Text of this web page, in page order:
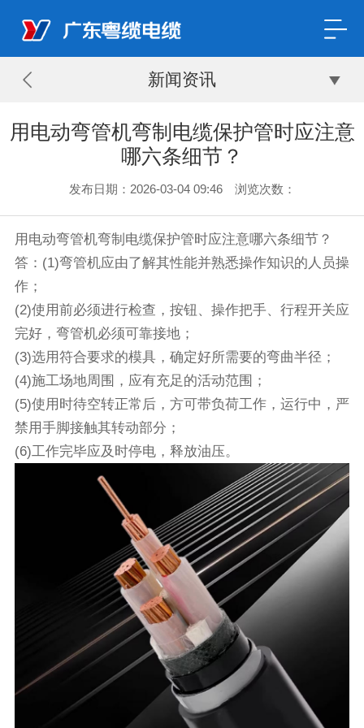
新闻资讯
用电动弯管机弯制电缆保护管时应注意
哪六条细节？
发布日期：2026-03-04 09:46 浏览次数：
用电动弯管机弯制电缆保护管时应注意哪六条细节？
答：(1)弯管机应由了解其性能并熟悉操作知识的人员操
作；
(2)使用前必须进行检查，按钮、操作把手、行程开关应
完好，弯管机必须可靠接地；
(3)选用符合要求的模具，确定好所需要的弯曲半径；
(4)施工场地周围，应有充足的活动范围；
(5)使用时待空转正常后，方可带负荷工作，运行中，严
禁用手脚接触其转动部分；
(6)工作完毕应及时停电，释放油压。